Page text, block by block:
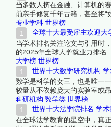
当多数人挤在金融、计算机的
前亲手修复千年古籍，甚至将“
文物修复，它们的存在提醒我
专业学科 世界榜
全球十大最受雇主欢迎大
当学术排名关注论文与引用时
的2025年全球大学就业力排名
统治力到东京大学的亚洲突围
大学榜 世界榜
世界十大数学研究机构 学
数学是科学的女王，也是唯一
较量从不依赖庞大的实验室或
——这些硬指标比任何综合排名
面跟着榜中榜编辑一起来看看
科研机构 数学类 世界榜
世界十大法学院排名 学术
在全球法学教育的星空中，真